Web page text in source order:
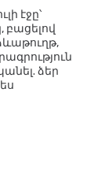
էջը՝
բացելով
ձեր